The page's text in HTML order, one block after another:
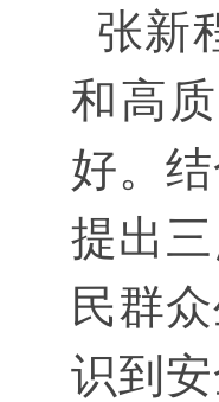
张新
和高
好。
提出
民群
识到